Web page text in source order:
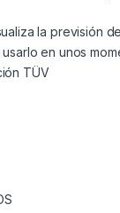
la previsión
en unos
TÜV